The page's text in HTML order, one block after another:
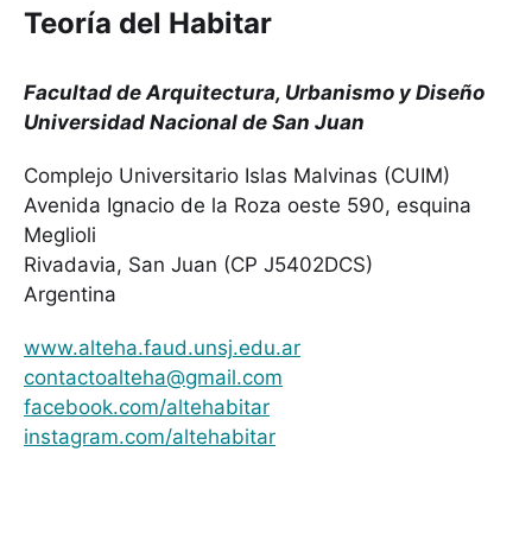
Teoría del Habitar
Facultad de Arquitectura, Urbanismo y Diseño
Universidad Nacional de San Juan
Complejo Universitario Islas Malvinas (CUIM)
Avenida Ignacio de la Roza oeste 590, esquina
Meglioli
Rivadavia, San Juan (CP J5402DCS)
Argentina
www.alteha.faud.unsj.edu.ar
contactoalteha@gmail.com
facebook.com/altehabitar
instagram.com/altehabitar